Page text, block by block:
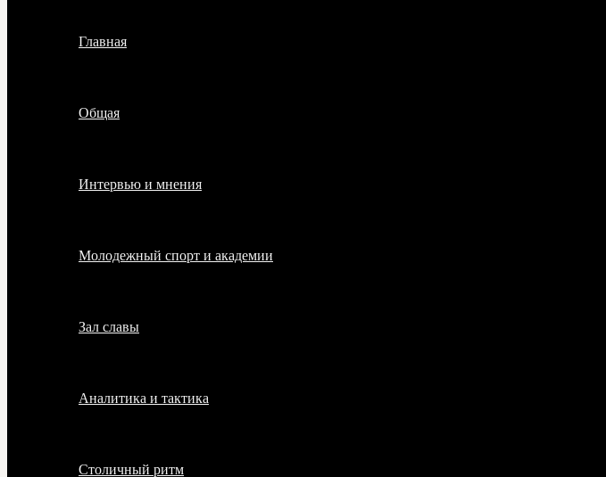
Главная
Общая
Интервью и мнения
Молодежный спорт и академии
Зал славы
Аналитика и тактика
Столичный ритм